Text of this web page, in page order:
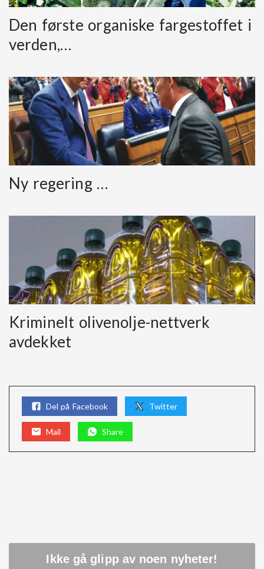
Den første organiske fargestoffet i
verden,…
Ny regering …
Kriminelt olivenolje-nettverk
avdekket
Del på Facebook Twitter
Mail Share
Ikke gå glipp av noen nyheter!